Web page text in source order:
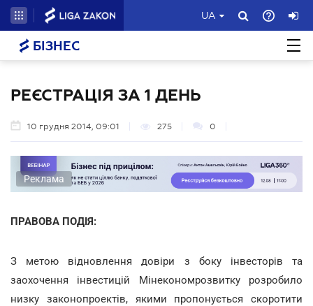
UA
БІЗНЕС
РЕЄСТРАЦІЯ ЗА 1 ДЕНЬ
10 грудня 2014, 09:01 275 0
Реклама
ПРАВОВА ПОДІЯ:
З метою відновлення довіри з боку інвесторів та
заохочення інвестицій Мінекономрозвитку розробило
низку законопроектів, якими пропонується скоротити